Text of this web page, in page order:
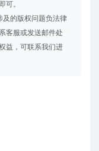
可。
及的版权问题负法律
客服或发送邮件处
益，可联系我们进